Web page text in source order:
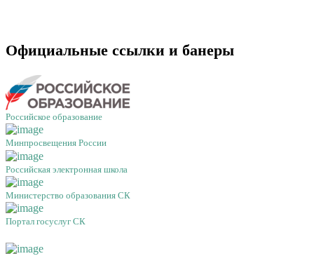
Официальные ссылки и банеры
Российское образование
Минпросвещения России
Российская электронная школа
Министерство образования СК
Портал госуслуг СК